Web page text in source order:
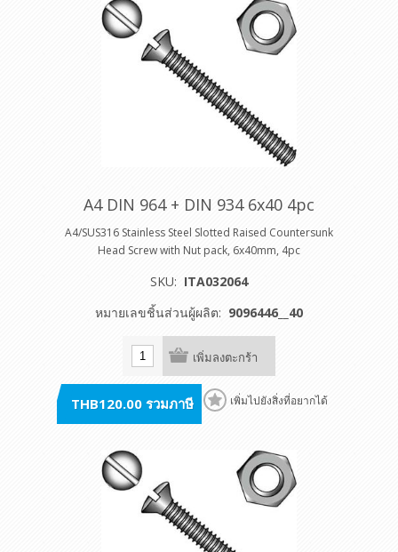
A4 DIN 964 + DIN 934 6x40 4pc
A4/SUS316 Stainless Steel Slotted Raised Countersunk
Head Screw with Nut pack, 6x40mm, 4pc
SKU: ITA032064
หมายเลขชิ้นส่วนผู้ผลิต: 9096446__40
เพิ่มลงตะกร้า
THB120.00 รวมภาษี เพิ่มไปยังสิ่งที่อยากได้